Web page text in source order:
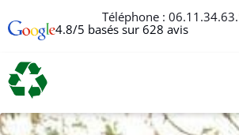
Téléphone :
4.8/5 basés sur 628 avis